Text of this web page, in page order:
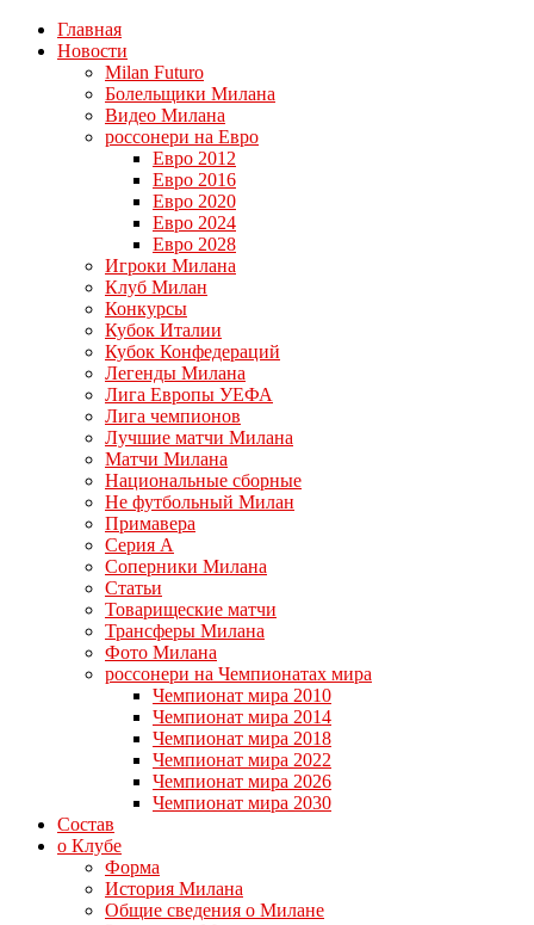
Главная
Новости
Milan Futuro
Болельщики Милана
Видео Милана
россонери на Евро
Евро 2012
Евро 2016
Евро 2020
Евро 2024
Евро 2028
Игроки Милана
Клуб Милан
Конкурсы
Кубок Италии
Кубок Конфедераций
Легенды Милана
Лига Европы УЕФА
Лига чемпионов
Лучшие матчи Милана
Матчи Милана
Национальные сборные
Не футбольный Милан
Примавера
Серия А
Соперники Милана
Статьи
Товарищеские матчи
Трансферы Милана
Фото Милана
россонери на Чемпионатах мира
Чемпионат мира 2010
Чемпионат мира 2014
Чемпионат мира 2018
Чемпионат мира 2022
Чемпионат мира 2026
Чемпионат мира 2030
Состав
о Клубе
Форма
История Милана
Общие сведения о Милане